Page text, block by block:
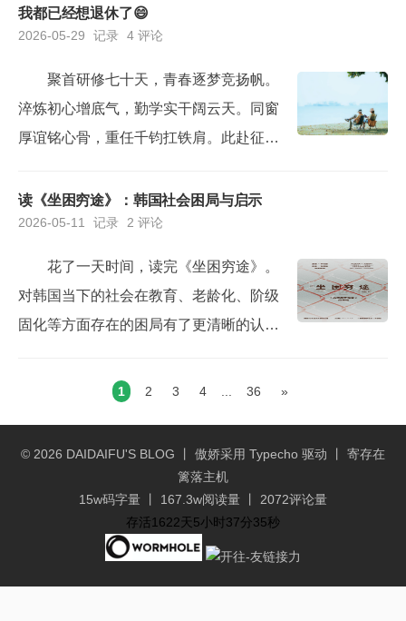
逐步严重的趋势。为了化解它，我从21年
开始，想了很多的办法。最开始的时候，
我都已经想退休了😄
2026-05-29 记录 4 评论
聚首研修七十天，青春逐梦竞扬帆。
淬炼初心增底气，勤学实干阔云天。同窗
厚谊铭心骨，重任千钧扛铁肩。此赴征途
结束之际。之前听说要去封闭学习2个多月
的时候，第一反应是不想去。真是应了那
读《坐困穷途》：韩国社会困局与启示
2026-05-11 记录 2 评论
花了一天时间，读完《坐困穷途》。
对韩国当下的社会在教育、老龄化、阶级
固化等方面存在的困局有了更清晰的认
达到韩国这么离谱，但很多方面，实际已
eping:韩国受限于国土狭小、本土内需市
场先天有限，在建国之初就确立出口导向
的发展路径。依...
1 2 3 4 36 »
© 2026 DAIDAIFU'S BLOG 丨 傲娇采用 Typecho 驱动 丨 寄存在
篱落主机
15w码字量 丨 167.3w阅读量 丨 2072评论量
存活1622天5小时37分35秒